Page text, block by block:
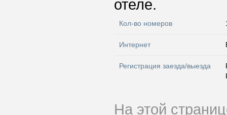
отеле.
Кол-во номеров
Интернет
Регистрация заезда/выезда
На этой